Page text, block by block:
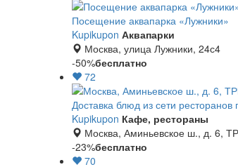
Посещение аквапарка «Лужники»
Kupikupon Аквапарки
Москва, улица Лужники, 24с4
-50%бесплатно
72
Доставка блюд из сети
Kupikupon Кафе, рестораны
Москва, Аминьевское ш., д. 6,
-23%бесплатно
70